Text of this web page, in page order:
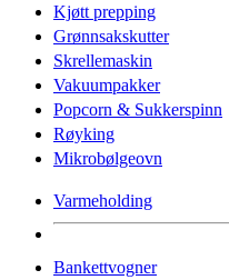
Kjøtt prepping
Grønnsakskutter
Skrellemaskin
Vakuumpakker
Popcorn & Sukkerspinn
Røyking
Mikrobølgeovn
Varmeholding
Bankettvogner